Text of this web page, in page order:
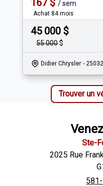
167 $ / sem
Achat 84 mois
45 000 $
55 000$
Didier Chrysler -
Trouver un
Ste-
2025 Rue